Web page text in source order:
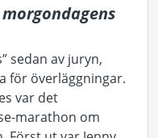
sedan av juryn,
för överläggningar.
var det
marathon om